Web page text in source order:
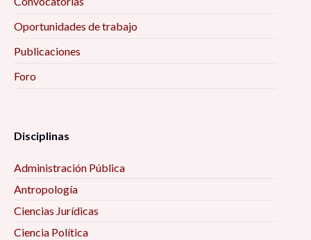
Oportunidades de trabajo
Publicaciones
Foro
Disciplinas
Administración Pública
Antropología
Ciencias Jurídicas
Ciencia Política